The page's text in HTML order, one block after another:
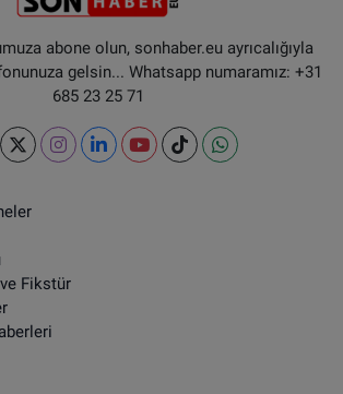
abone olun, sonhaber.eu ayrıcalığıyla
gelsin... Whatsapp numaramız: +31
685 23 25 71
Fikstür